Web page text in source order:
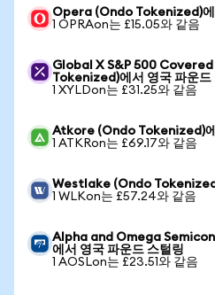
Opera (Ondo Tokenized)에
1 OPRAon는 £15.05와 같음
Global X S&P 500
Tokenized)에서 영국 파운드
1 XYLDon는 £31.25와 같음
Atkore (Ondo Tokenized)에
1 ATKRon는 £69.17와 같음
Westlake (Ondo
1 WLKon는 £57.24와 같음
Alpha and Omega
에서 영국 파운드 스털링
1 AOSLon는 £23.51와 같음